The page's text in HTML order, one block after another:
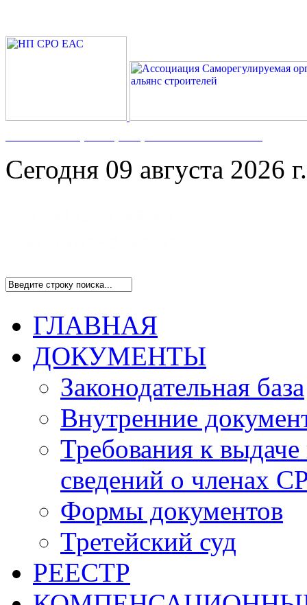
Сегодня 09 августа 2026 г.
ГЛАВНАЯ
ДОКУМЕНТЫ
Законодательная база
Внутренние
Требования к
сведений о членах
Формы документов
Третейский суд
РЕЕСТР